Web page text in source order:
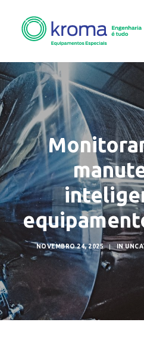
WEBSITE
BLOG
NOVEMBRO 24, 2025 | IN